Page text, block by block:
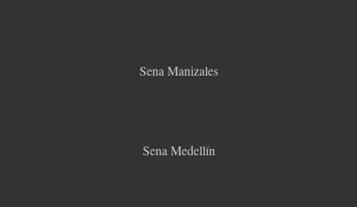
Sena Manizales
Sena Medellín